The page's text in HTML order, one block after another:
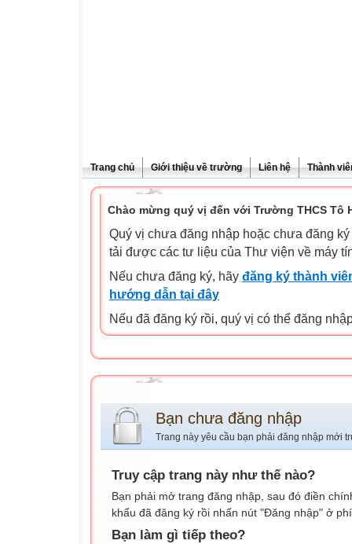
Trang chủ Giới thiệu về trường Liên hệ Thành
Chào mừng quý vị đến với Trường THCS Tô
Quý vị chưa đăng nhập hoặc chưa đăng
tải được các tư liệu của Thư viện về máy
Nếu chưa đăng ký, hãy đăng ký thành
hướng dẫn tại đây
Nếu đã đăng ký rồi, quý vị có thể đăng
Bạn chưa đăng nhập
Trang này yêu cầu bạn phải đăng nhập mới
Truy cập trang này như thế nào?
Bạn phải mở trang đăng nhập, sau đó điền
khẩu đã đăng ký rồi nhấn nút "Đăng nhập" ở
Bạn làm gì tiếp theo?